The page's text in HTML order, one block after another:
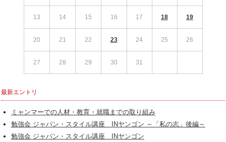
13 14 15 16 17 18 19
20 21 22 23 24 25 26
27 28 29 30 31
最新エントリ
ミャンマーでの人材・教育・就職までの取り組み
勉強会 ジャパン・スタイル講座 INヤンゴン ～「私の志」後編～
勉強会 ジャパン・スタイル講座 INヤンゴン